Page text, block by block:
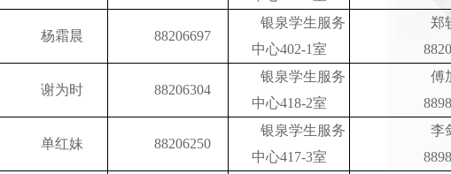
杨霜晨 88206697
银泉学生服务
中心402-1室
郑
谢为时 88206304
银泉学生服务
中心418-2室
傅
单红妹 88206250
银泉学生服务
中心417-3室
李